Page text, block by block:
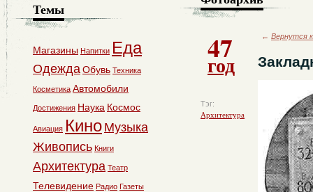
47
год
Тэг:
Архитектура
← Вернутся
Темы
Магазины Напитки Еда
ОдеждаОбувь Техника
Косметика Автомобили
Достижения Наука Космос
Авиация Кино Музыка
Живопись Книги
Архитектура Театр
Телевидение Радио Газеты